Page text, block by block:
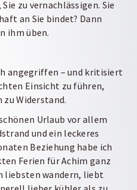
zu vernachlässigen. Sie
an Sie bindet? Dann
ihm üben.
angegriffen – und kritisiert
Einsicht zu führen,
Widerstand.
Urlaub vor allem
und ein leckeres
Beziehung habe ich
Ferien für Achim ganz
liebsten wandern, liebt